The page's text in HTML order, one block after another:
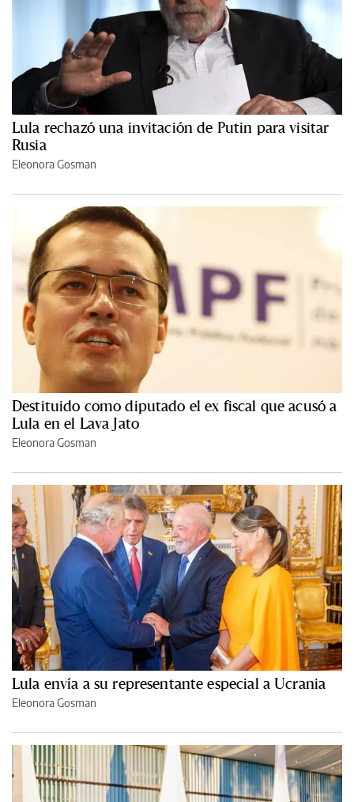
Lula rechazó una invitación de Putin para visitar
Rusia
Eleonora Gosman
Destituido como diputado el ex fiscal que acusó a
Lula en el Lava Jato
Eleonora Gosman
Lula envía a su representante especial a Ucrania
Eleonora Gosman